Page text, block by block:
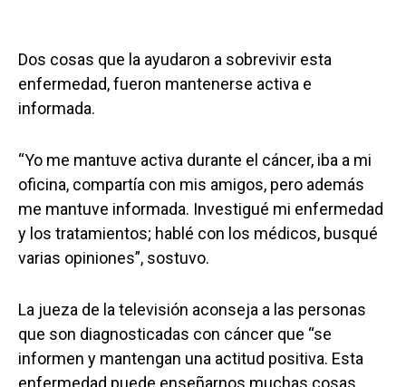
Dos cosas que la ayudaron a sobrevivir esta
enfermedad, fueron mantenerse activa e
informada.
“Yo me mantuve activa durante el cáncer, iba a mi
oficina, compartía con mis amigos, pero además
me mantuve informada. Investigué mi enfermedad
y los tratamientos; hablé con los médicos, busqué
varias opiniones”, sostuvo.
La jueza de la televisión aconseja a las personas
que son diagnosticadas con cáncer que “se
informen y mantengan una actitud positiva. Esta
enfermedad puede enseñarnos muchas cosas,